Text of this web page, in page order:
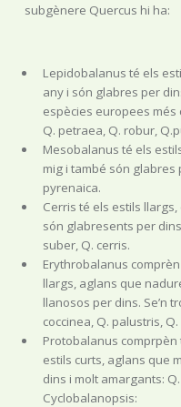
subgènere Quercus hi ha:
Lepidobalanus té els
any i són glabres per
espècies europees més
Q. petraea, Q. robur,
Mesobalanus té els
mig i també són glabres
pyrenaica.
Cerris té els estils
són glabresents per
suber, Q. cerris.
Erythrobalanus
llargs, aglans que
llanosos per dins. Se’n
coccinea, Q. palustris,
Protobalanus
estils curts, aglans que
dins i molt amargants:
Cyclobalanopsis: